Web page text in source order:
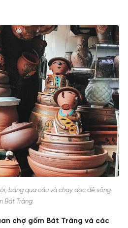
băng qua cầu và chạy dọc đê sông
Bát Tràng.
chợ gốm Bát Tràng và các